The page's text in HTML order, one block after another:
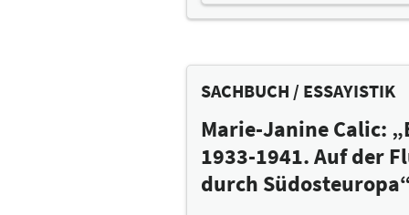
Zehn Jahre lang hat der
Großvater Lew flieht vor
fallen. Soweit der Film.
Ein Jahrhundert nach
weiterging: Lew und Felix
verschollenen Vera zu
Felix möchte in ihr seine
bin ich? Was bin ich
SACHBUCH / ESSAYISTIK
Marie-Janine Calic:
1933-1941. Auf der
durch